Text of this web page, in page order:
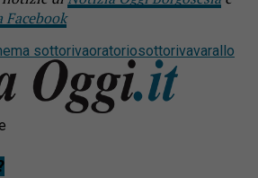
Facebook
sottorivaoratoriosottorivavarallo